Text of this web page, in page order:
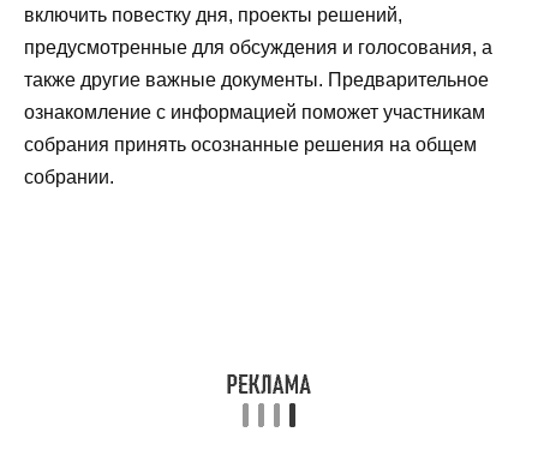
включить повестку дня, проекты решений,
предусмотренные для обсуждения и голосования, а
также другие важные документы. Предварительное
ознакомление с информацией поможет участникам
собрания принять осознанные решения на общем
собрании.